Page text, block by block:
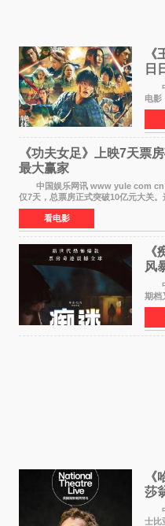
日
中
电影
全国
的
续讲
《功夫女足》上映7天票
最大赢家
中国娱乐网讯 www yule com cn
仅7天，总票房正式突破10亿元大关
日公映以来便展现出惊人的市场统治
看电影
风
中
期档
迷》
大
影的
莎
中
士比